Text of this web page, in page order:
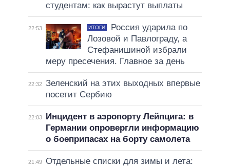
студентам: как вырастут выплаты
22:53 ИТОГИ
Россия ударила по
Лозовой и Павлограду, а
Стефанишиной избрали
меру пресечения. Главное за день
22:32 Зеленский на этих выходных впервые
посетит Сербию
22:03
Инцидент в аэропорту Лейпцига: в
Германии опровергли информацию
о боеприпасах на борту самолета
21:49 Отдельные списки для зимы и лета: